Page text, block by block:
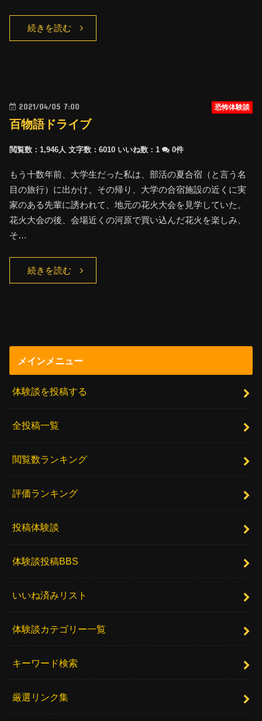
続きを読む
2021/04/05 7:00 恐怖体験談
百物語ドライブ
閲覧数：1,946人 文字数：6010 いいね数：1 0件
もう十数年前、大学生だった私は、部活の夏合宿（と言う名
目の旅行）に出かけ、その帰り、大学の合宿施設の近くに実
家のある先輩に誘われて、地元の花火大会を見学していた。
花火大会の後、会場近くの河原で買い込んだ花火を楽しみ、
そ…
続きを読む
メインメニュー
体験談を投稿する
全投稿一覧
閲覧数ランキング
評価ランキング
投稿体験談
体験談投稿BBS
いいね済みリスト
体験談カテゴリー一覧
キーワード検索
厳選リンク集